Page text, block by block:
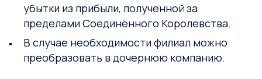
убытки из прибыли, полученной за
пределами Соединённого Королевства.
В случае необходимости филиал можно
преобразовать в дочернюю компанию.